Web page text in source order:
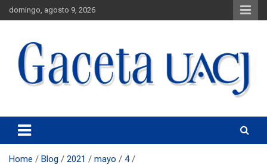
domingo, agosto 9, 2026
Gaceta UACJ
Home Blog 2021 mayo
4